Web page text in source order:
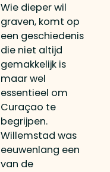
Wie dieper wil
graven, komt op
een geschiedenis
die niet altijd
gemakkelijk is
maar wel
essentieel om
Curaçao te
begrijpen.
Willemstad was
eeuwenlang een
van de